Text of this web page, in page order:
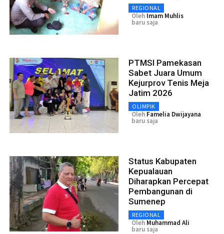
REGIONAL
Oleh Imam Muhlis
baru saja
PTMSI Pamekasan
Sabet Juara Umum
Kejurprov Tenis Meja
Jatim 2026
OLIMPIK
Oleh Famelia Dwijayana
baru saja
Status Kabupaten
Kepualauan
Diharapkan Percepat
Pembangunan di
Sumenep
REGIONAL
Oleh Muhammad Ali
baru saja